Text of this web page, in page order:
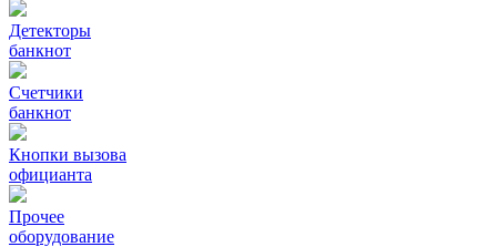
Детекторы
банкнот
Счетчики
банкнот
Кнопки вызова
официанта
Прочее
оборудование